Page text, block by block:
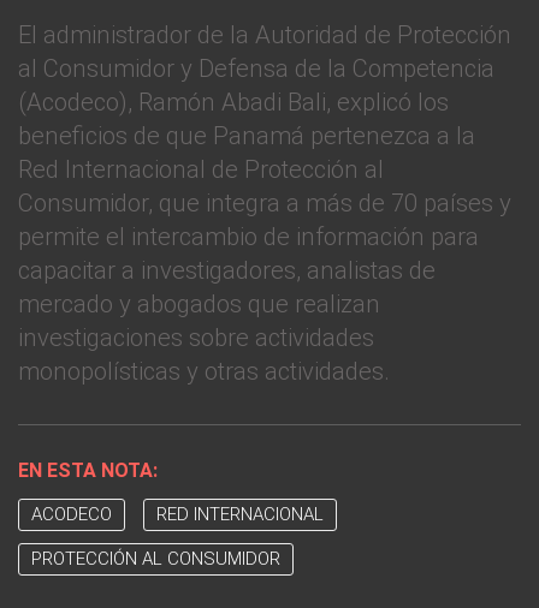
El administrador de la Autoridad de Protección
al Consumidor y Defensa de la Competencia
(Acodeco), Ramón Abadi Bali, explicó los
beneficios de que Panamá pertenezca a la
Red Internacional de Protección al
Consumidor, que integra a más de 70 países y
permite el intercambio de información para
capacitar a investigadores, analistas de
mercado y abogados que realizan
investigaciones sobre actividades
monopolísticas y otras actividades.
EN ESTA NOTA:
ACODECO RED INTERNACIONAL
PROTECCIÓN AL CONSUMIDOR